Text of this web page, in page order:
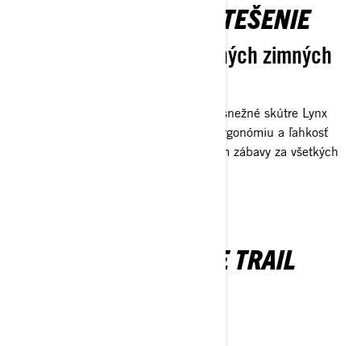
UROBTE ZO ZIMY POTEŠENIE
Vytváranie nezabudnuteľných zimných
Či už jazdíte sólo alebo s pasažierom, snežné skútre Lynx
trail často ponúkajú účelovo stavanú ergonómiu a ľahkosť
ovládania tým, že zabezpečia maximum zábavy za všetkých
PRESKÚMAJTE NAŠE TRAIL